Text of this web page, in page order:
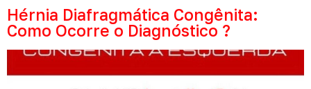
Hérnia Diafragmática Congênita:
Como Ocorre o Diagnóstico ?